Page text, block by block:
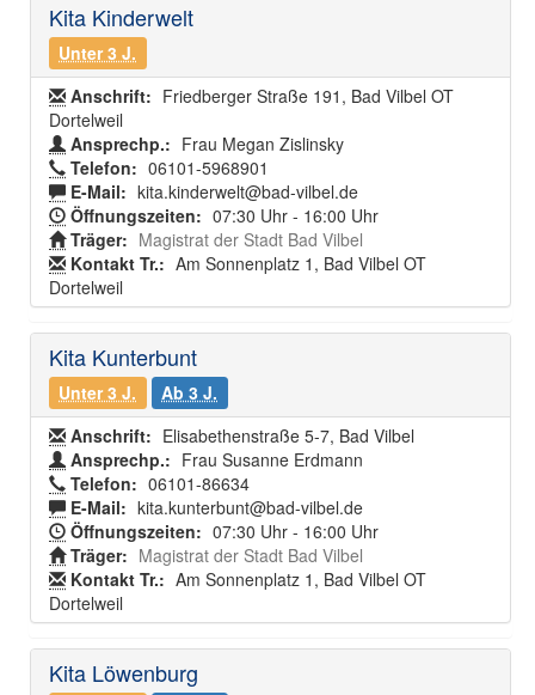
Kita Kinderwelt
Unter 3 J.
Anschrift: Friedberger Straße 191, Bad Vilbel OT
Dortelweil
Ansprechp.: Frau Megan Zislinsky
Telefon: 06101-5968901
E-Mail: kita.kinderwelt@bad-vilbel.de
Öffnungszeiten: 07:30 Uhr - 16:00 Uhr
Träger: Magistrat der Stadt Bad Vilbel
Kontakt Tr.: Am Sonnenplatz 1, Bad Vilbel OT
Dortelweil
Kita Kunterbunt
Unter 3 J.
Ab 3 J.
Anschrift: Elisabethenstraße 5-7, Bad Vilbel
Ansprechp.: Frau Susanne Erdmann
Telefon: 06101-86634
E-Mail: kita.kunterbunt@bad-vilbel.de
Öffnungszeiten: 07:30 Uhr - 16:00 Uhr
Träger: Magistrat der Stadt Bad Vilbel
Kontakt Tr.: Am Sonnenplatz 1, Bad Vilbel OT
Dortelweil
Kita Löwenburg